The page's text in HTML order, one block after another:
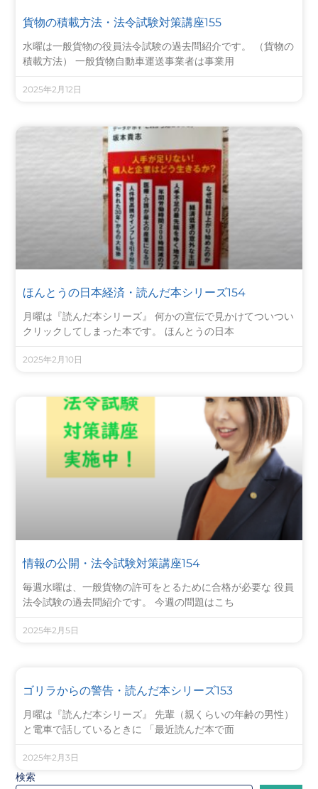
貨物の積載方法・法令試験対策講座155
水曜は一般貨物の役員法令試験の過去問紹介です。 （貨物の
積載方法） 一般貨物自動車運送事業者は事業用
2025年2月12日
ほんとうの日本経済・読んだ本シリーズ154
月曜は『読んだ本シリーズ』 何かの宣伝で見かけてついつい
クリックしてしまった本です。 ほんとうの日本
2025年2月10日
情報の公開・法令試験対策講座154
毎週水曜は、一般貨物の許可をとるために合格が必要な 役員
法令試験の過去問紹介です。 今週の問題はこち
2025年2月5日
ゴリラからの警告・読んだ本シリーズ153
月曜は『読んだ本シリーズ』 先輩（親くらいの年齢の男性）
と電車で話しているときに 「最近読んだ本で面
2025年2月3日
検索